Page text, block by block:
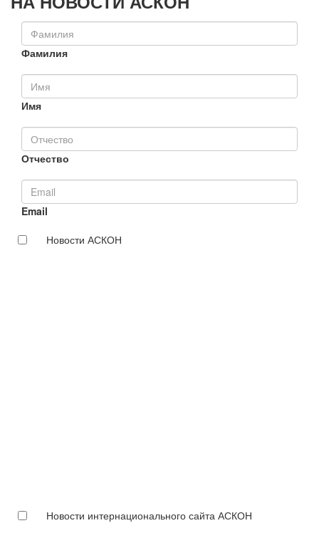
Фамилия
Имя
Отчество
Email
Новости АСКОН
Новости интернационального сайта АСКОН